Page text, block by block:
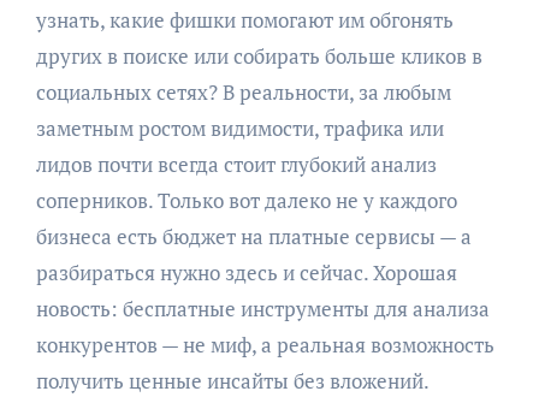
узнать, какие фишки помогают им обгонять
других в поиске или собирать больше кликов в
социальных сетях? В реальности, за любым
заметным ростом видимости, трафика или
лидов почти всегда стоит глубокий анализ
соперников. Только вот далеко не у каждого
бизнеса есть бюджет на платные сервисы — а
разбираться нужно здесь и сейчас. Хорошая
новость: бесплатные инструменты для анализа
конкурентов — не миф, а реальная возможность
получить ценные инсайты без вложений.